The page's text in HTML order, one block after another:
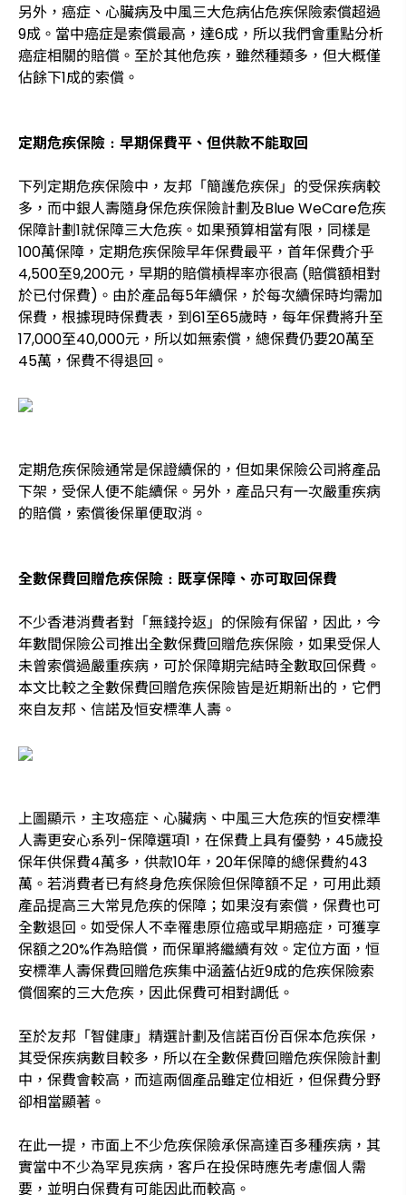
另外，癌症、心臟病及中風三大危病佔危疾保險索償超過
9成。當中癌症是索償最高，達6成，所以我們會重點分析
癌症相關的賠償。至於其他危疾，雖然種類多，但大概僅
佔餘下1成的索償。
定期危疾保險﹕早期保費平、但供款不能取回
下列定期危疾保險中，友邦「簡護危疾保」的受保疾病較
多，而中銀人壽隨身保危疾保險計劃及Blue WeCare危疾
保障計劃1就保障三大危疾。如果預算相當有限，同樣是
100萬保障，定期危疾保險早年保費最平，首年保費介乎
4,500至9,200元，早期的賠償槓桿率亦很高 (賠償額相對
於已付保費)。由於產品每5年續保，於每次續保時均需加
保費，根據現時保費表，到61至65歲時，每年保費將升至
17,000至40,000元，所以如無索償，總保費仍要20萬至
45萬，保費不得退回。
定期危疾保險通常是保證續保的，但如果保險公司將產品
下架，受保人便不能續保。另外，產品只有一次嚴重疾病
的賠償，索償後保單便取消。
全數保費回贈危疾保險﹕既享保障、亦可取回保費
不少香港消費者對「無錢拎返」的保險有保留，因此，今
年數間保險公司推出全數保費回贈危疾保險，如果受保人
未曾索償過嚴重疾病，可於保障期完結時全數取回保費。
本文比較之全數保費回贈危疾保險皆是近期新出的，它們
來自友邦、信諾及恒安標準人壽。
上圖顯示，主攻癌症、心臟病、中風三大危疾的恒安標準
人壽更安心系列-保障選項1，在保費上具有優勢，45歲投
保年供保費4萬多，供款10年，20年保障的總保費約43
萬。若消費者已有終身危疾保險但保障額不足，可用此類
產品提高三大常見危疾的保障；如果沒有索償，保費也可
全數退回。如受保人不幸罹患原位癌或早期癌症，可獲享
保額之20%作為賠償，而保單將繼續有效。定位方面，恒
安標準人壽保費回贈危疾集中涵蓋佔近9成的危疾保險索
償個案的三大危疾，因此保費可相對調低。
至於友邦「智健康」精選計劃及信諾百份百保本危疾保，
其受保疾病數目較多，所以在全數保費回贈危疾保險計劃
中，保費會較高，而這兩個產品雖定位相近，但保費分野
卻相當顯著。
在此一提，市面上不少危疾保險承保高達百多種疾病，其
實當中不少為罕見疾病，客戶在投保時應先考慮個人需
要，並明白保費有可能因此而較高。